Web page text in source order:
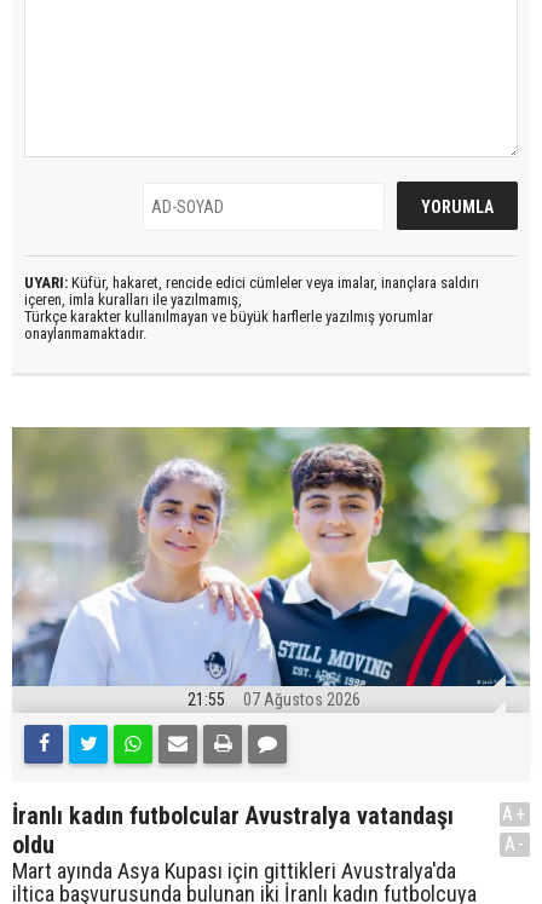
UYARI: Küfür, hakaret, rencide edici cümleler veya imalar, inançlara saldırı
içeren, imla kuralları ile yazılmamış,
Türkçe karakter kullanılmayan ve büyük harflerle yazılmış yorumlar
onaylanmamaktadır.
21:55 07 Ağustos 2026
İranlı kadın futbolcular Avustralya vatandaşı
oldu
Mart ayında Asya Kupası için gittikleri Avustralya'da
iltica başvurusunda bulunan iki İranlı kadın futbolcuya
A+
A-